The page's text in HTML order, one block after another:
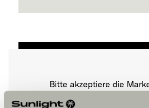
Bitte akzeptiere die
Cookies, um die Inhalte zu